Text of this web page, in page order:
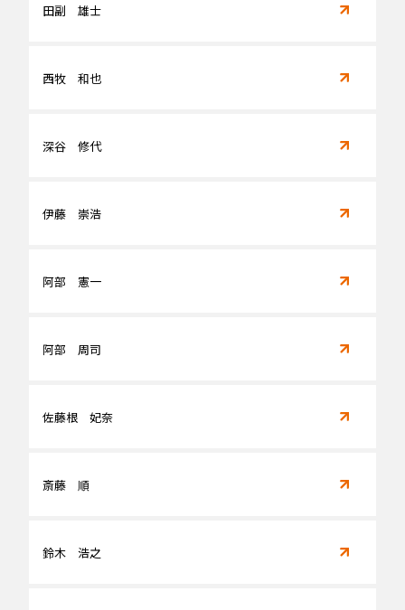
田副 雄士
西牧 和也
深谷 修代
伊藤 崇浩
阿部 憲一
阿部 周司
佐藤根 妃奈
斎藤 順
鈴木 浩之